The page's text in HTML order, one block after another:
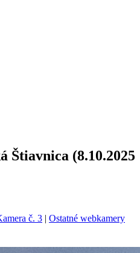
Štiavnica (8.10.2025
č. 3 | Ostatné webkamery